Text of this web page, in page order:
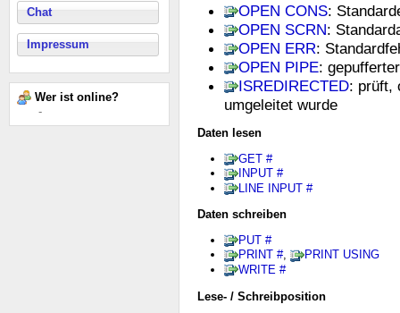
Chat
Impressum
Wer ist online?
-
OPEN CONS:
OPEN SCRN:
OPEN ERR:
OPEN PIPE:
ISREDIRECTED: prüft,
umgeleitet wurde
Daten lesen
GET #
INPUT #
LINE INPUT #
Daten schreiben
PUT #
PRINT #,
PRINT USING
WRITE #
Lese- / Schreibposition